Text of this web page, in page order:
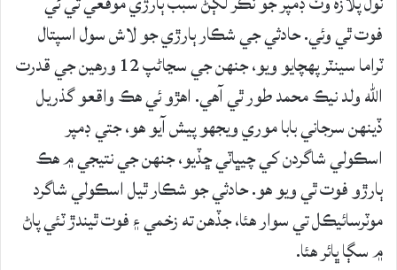
فوت ٿي وئي. حادثي جي شڪار ٻارڙي جو لاش سول اسپتال
ٽراما سينٽر پهچايو ويو، جنهن جي سڃاڻپ 12 ورهين جي قدرت
الله ولد نيڪ محمد طور ٿي آهي. اهڙو ئي هڪ واقعو گذريل
ڏينهن سرجاني بابا موري ويجهو پيش آيو هو، جتي ڊمپر
اسڪولي شاگردن کي چيڀاٽي ڇڏيو، جنهن جي نتيجي ۾ هڪ
ٻارڙو فوت ٿي ويو هو. حادثي جو شڪار ٿيل اسڪولي شاگرد
موٽرسائيڪل تي سوار هئا، جڏهن ته زخمي ۽ فوت ٿيندڙ ٽئي پاڻ
۾ سڳا ڀائر هئا.